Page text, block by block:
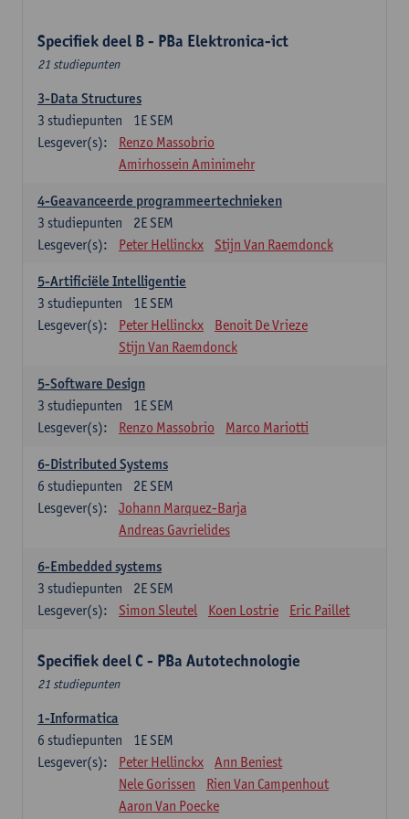
Specifiek deel B - PBa Elektronica-ict
21 studiepunten
3-Data Structures
1E SEM
3 studiepunten
Lesgever(s):
Renzo Massobrio
Amirhossein Aminimehr
4-Geavanceerde programmeertechnieken
2E SEM
3 studiepunten
Lesgever(s):
Peter Hellinckx Stijn Van Raemdonck
5-Artificiële Intelligentie
1E SEM
3 studiepunten
Lesgever(s):
Peter Hellinckx
Benoit De Vrieze
Stijn Van Raemdonck
5-Software Design
1E SEM
3 studiepunten
Lesgever(s):
Renzo Massobrio Marco Mariotti
6-Distributed Systems
2E SEM
6 studiepunten
Lesgever(s):
Johann Marquez-Barja
Andreas Gavrielides
6-Embedded systems
2E SEM
3 studiepunten
Lesgever(s):
Simon Sleutel Koen Lostrie Eric Paillet
Specifiek deel C - PBa Autotechnologie
21 studiepunten
1-Informatica
1E SEM
6 studiepunten
Lesgever(s):
Peter Hellinckx
Ann Beniest
Nele Gorissen
Rien Van Campenhout
Aaron Van Poecke